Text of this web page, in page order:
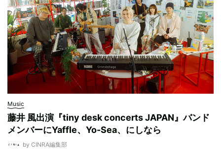
Music
藤井 風出演『tiny desk concerts JAPAN』バンド
メンバーにYaffle、Yo-Sea、にしなら
by CINRA編集部